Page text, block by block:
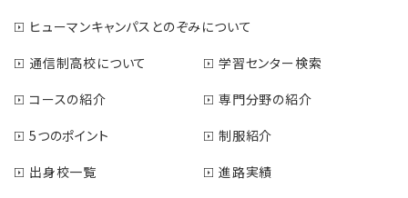
ヒューマンキャンパスとのぞみについて
通信制高校について
学習センター検索
コースの紹介
専門分野の紹介
5つのポイント
制服紹介
出身校一覧
進路実績